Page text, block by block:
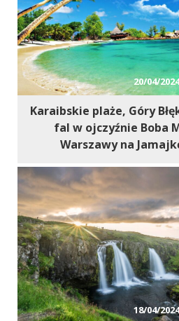
20/04/2024
Karaibskie plaże, Góry
fal w ojczyźnie Boba
Warszawy na
18/04/2024